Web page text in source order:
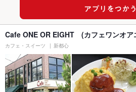
Cafe ONE OR EIGHT (カフェワンオア
カフェ・スイーツ 新都心